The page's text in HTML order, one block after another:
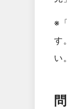
※「
す
い。